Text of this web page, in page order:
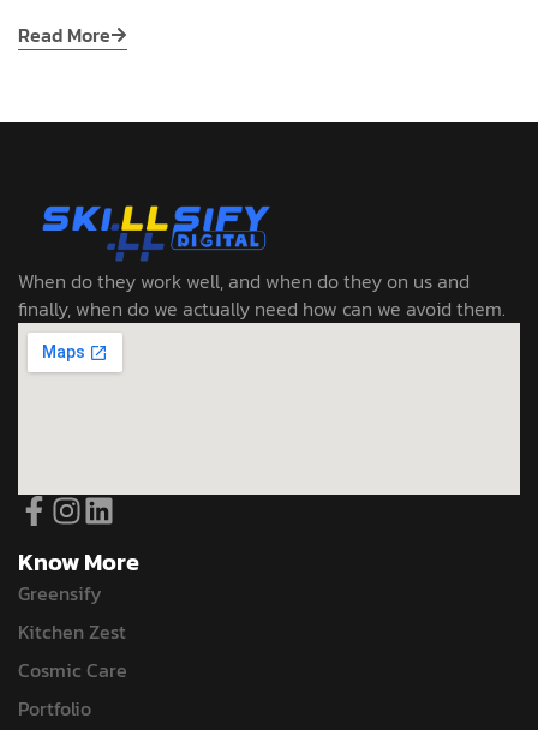
Read More
When do they work well, and when do they on us and
finally, when do we actually need how can we avoid them.
Know More
Greensify
Kitchen Zest
Cosmic Care
Portfolio